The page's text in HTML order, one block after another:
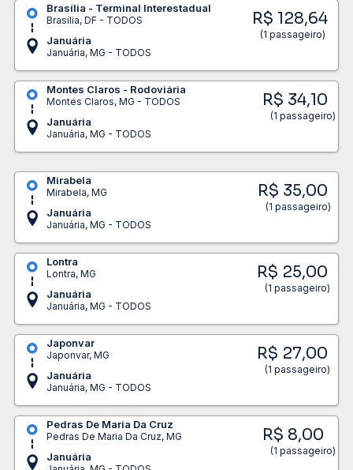
Brasília - Terminal Interestadual
Brasília, DF - TODOS
Januária
Januária, MG - TODOS
R$ 128,64
(1 passageiro)
Montes Claros - Rodoviária
Montes Claros, MG - TODOS
Januária
Januária, MG - TODOS
R$ 34,10
(1 passageiro)
Mirabela
Mirabela, MG
Januária
Januária, MG - TODOS
R$ 35,00
(1 passageiro)
Lontra
Lontra, MG
Januária
Januária, MG - TODOS
R$ 25,00
(1 passageiro)
Japonvar
Japonvar, MG
Januária
Januária, MG - TODOS
R$ 27,00
(1 passageiro)
Pedras De Maria Da Cruz
Pedras De Maria Da Cruz, MG
Januária
R$ 8,00
(1 passageiro)